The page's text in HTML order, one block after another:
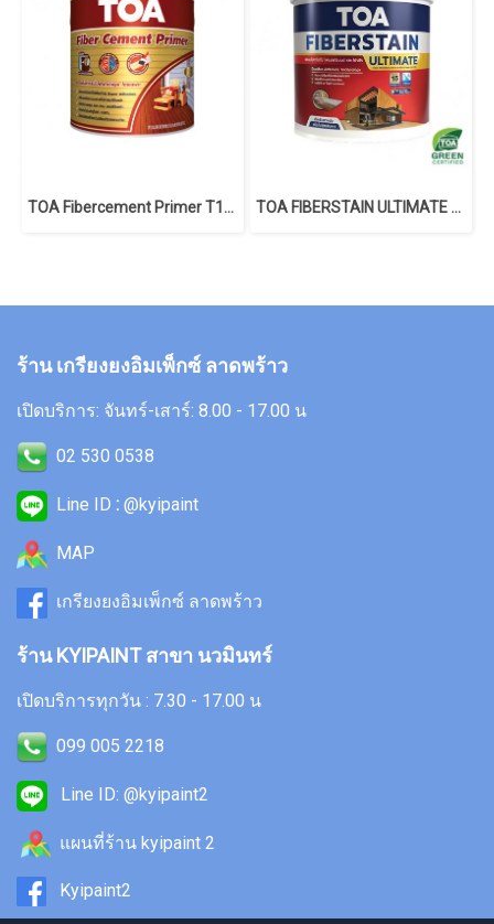
TOA Fibercement Primer T1000 TOA FIBERSTAIN ULTIMATE for Wall Transparent Gloss​
ร้าน เกรียงยงอิมเพ็กซ์ ลาดพร้าว
เปิดบริการ: จันทร์-เสาร์: 8.00 - 17.00 น
02 530 0538
Line ID : @kyipaint
MAP
เกรียงยงอิมเพ็กซ์ ลาดพร้าว
ร้าน KYIPAINT สาขา นวมินทร์
เปิดบริการทุกวัน : 7.30 - 17.00 น
099 005 2218
Line ID: @kyipaint2
แผนที่ร้าน kyipaint 2
Kyipaint2